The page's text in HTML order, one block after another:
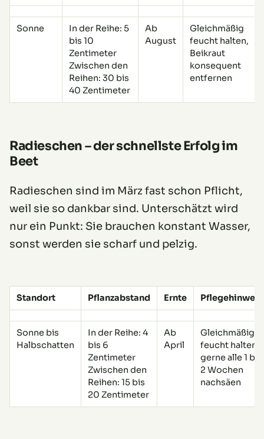
Sonne
In der Reihe: 5
bis 10
Zentimeter
Zwischen den
Reihen: 30 bis
40 Zentimeter
Ab
August
Gleichmäßig
feucht halten,
Beikraut
konsequent
entfernen
Radieschen – der schnellste Erfolg im
Beet
Radieschen sind im März fast schon Pflicht,
weil sie so dankbar sind. Unterschätzt wird
nur ein Punkt: Sie brauchen konstant Wasser,
sonst werden sie scharf und pelzig.
Standort Pflanzabstand Ernte
Sonne bis
Halbschatten
In der Reihe: 4
bis 6
Zentimeter
Zwischen den
Reihen: 15 bis
20 Zentimeter
Ab
April
Gleichmäßig
feucht halten,
gerne alle 1 bis
2 Wochen
nachsäen